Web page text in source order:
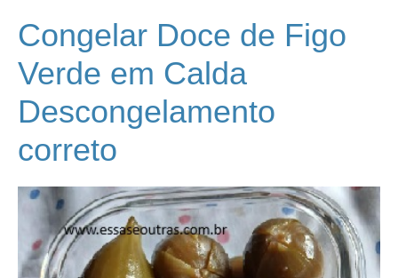
Congelar Doce de Figo
Verde em Calda
Descongelamento
correto